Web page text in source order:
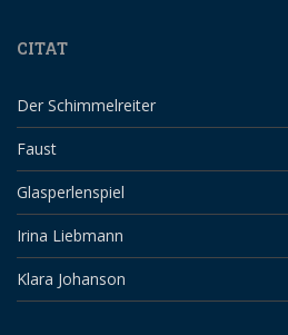
CITAT
Der Schimmelreiter
Faust
Glasperlenspiel
Irina Liebmann
Klara Johanson